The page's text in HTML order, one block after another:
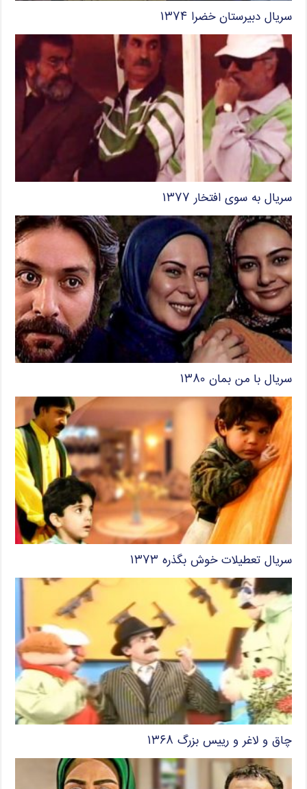
سریال دبیرستان خضرا ۱۳۷۴
سریال به سوی افتخار ۱۳۷۷
سریال با من بمان ۱۳۸۰
سریال تعطیلات خوش بگذره ۱۳۷۳
چاق و لاغر و رییس بزرگ ۱۳۶۸